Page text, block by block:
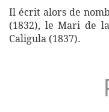
Il écrit alors de
(1832), le Mari de
Caligula (1837).